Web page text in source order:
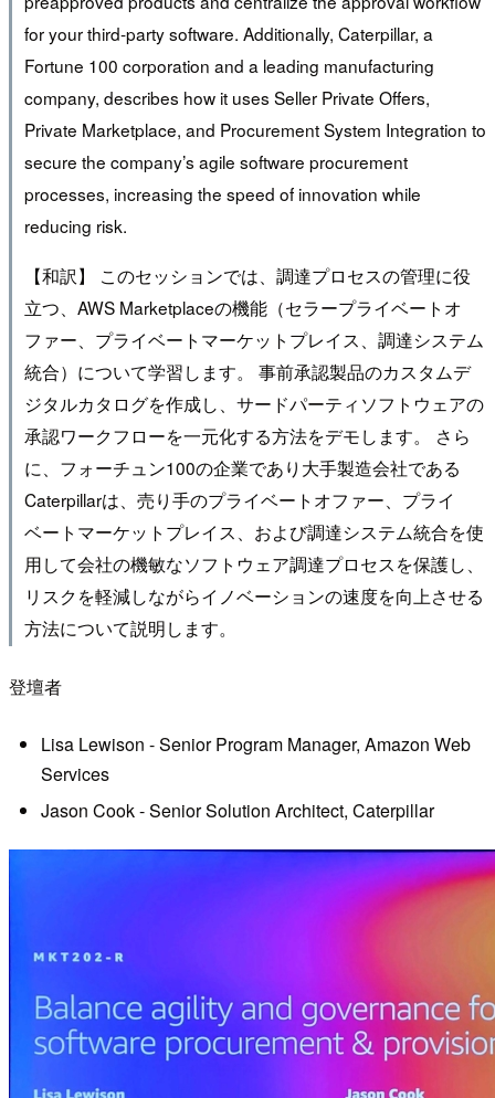
for your third-party software. Additionally, Caterpillar, a
Fortune 100 corporation and a leading manufacturing
company, describes how it uses Seller Private Offers,
Private Marketplace, and Procurement System Integration to
secure the company’s agile software procurement
processes, increasing the speed of innovation while
reducing risk.
【和訳】 このセッションでは、調達プロセスの管理に役
立つ、AWS Marketplaceの機能（セラープライベートオ
ファー、プライベートマーケットプレイス、調達システム
統合）について学習します。 事前承認製品のカスタムデ
ジタルカタログを作成し、サードパーティソフトウェアの
承認ワークフローを一元化する方法をデモします。 さら
に、フォーチュン100の企業であり大手製造会社である
Caterpillarは、売り手のプライベートオファー、プライ
ベートマーケットプレイス、および調達システム統合を使
用して会社の機敏なソフトウェア調達プロセスを保護し、
リスクを軽減しながらイノベーションの速度を向上させる
方法について説明します。
登壇者
Lisa Lewison - Senior Program Manager, Amazon Web
Services
Jason Cook - Senior Solution Architect, Caterpillar